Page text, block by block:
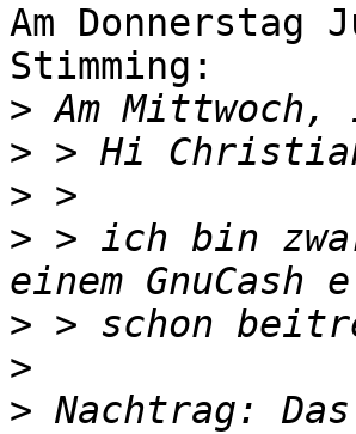
Am
Stimming:
>
>
>
> > ich bin
>
>
> Nachtrag: